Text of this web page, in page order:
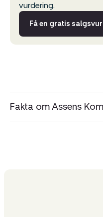
vurdering.
Få en gratis
Fakta om Assens